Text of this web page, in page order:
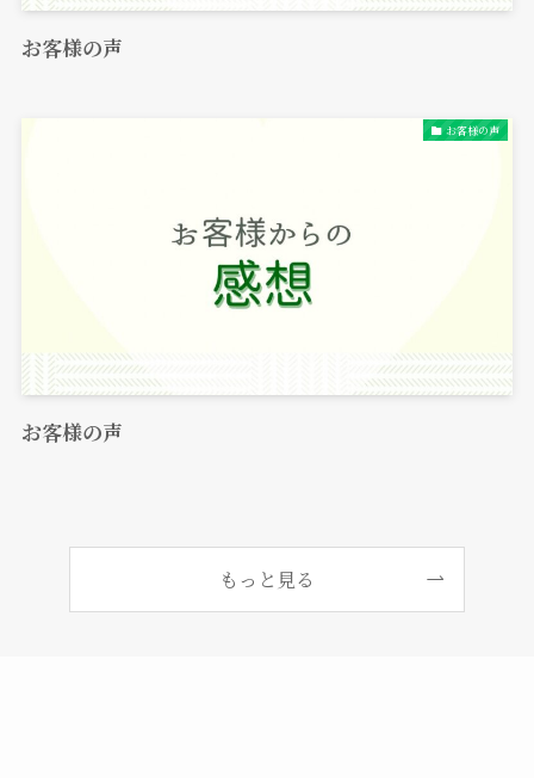
お客様の声
お客様の声
お客様の声
もっと見る